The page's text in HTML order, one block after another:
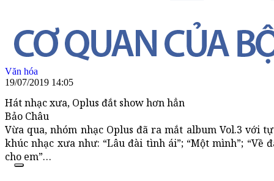
Văn hóa
19/07/2019 14:05
Hát nhạc xưa, Oplus đắt show hơn hẳn
Bảo Châu
Vừa qua, nhóm nhạc Oplus đã ra mắt album Vol.3 với
khúc nhạc xưa như: “Lâu đài tình ái”; “Một mình”; “Về
cho em”…